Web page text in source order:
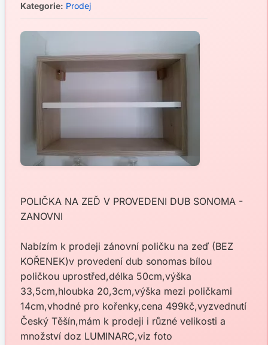
Kategorie: Prodej
POLIČKA NA ZEĎ V PROVEDENI DUB SONOMA -
ZANOVNI
Nabízím k prodeji zánovní poličku na zeď (BEZ
KOŘENEK)v provedení dub sonomas bílou
poličkou uprostřed,délka 50cm,výška
33,5cm,hloubka 20,3cm,výška mezi poličkami
14cm,vhodné pro kořenky,cena 499kč,vyzvednutí
Český Těšín,mám k prodeji i různé velikosti a
množství doz LUMINARC,viz foto